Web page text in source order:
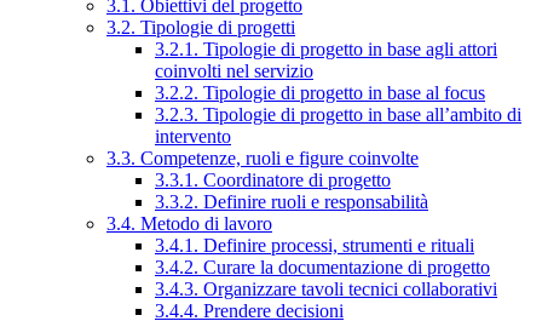
3.1. Obiettivi del progetto
3.2. Tipologie di progetti
3.2.1. Tipologie di progetto in base agli attori
coinvolti nel servizio
3.2.2. Tipologie di progetto in base al focus
3.2.3. Tipologie di progetto in base all’ambito di
intervento
3.3. Competenze, ruoli e figure coinvolte
3.3.1. Coordinatore di progetto
3.3.2. Definire ruoli e responsabilità
3.4. Metodo di lavoro
3.4.1. Definire processi, strumenti e rituali
3.4.2. Curare la documentazione di progetto
3.4.3. Organizzare tavoli tecnici collaborativi
3.4.4. Prendere decisioni